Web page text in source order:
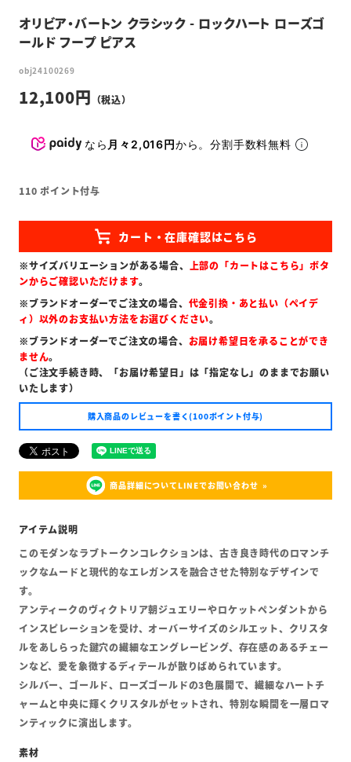
オリビア・バートン クラシック - ロックハート ローズゴ
ールド フープ ピアス
obj24100269
12,100
なら 月々2,016円から。分割手数料無料
110 ポイント付与
※サイズバリエーションがある場合、 上部の「カートはこちら」ボタ
ンからご確認いただけます。
※ブランドオーダーでご注文の場合、 代金引換・あと払い（ペイデ
ィ）以外のお支払い方法をお選びください。
※ブランドオーダーでご注文の場合、 お届け希望日を承ることができ
ません。
（ご注文手続き時、「お届け希望日」は「指定なし」のままでお願い
いたします）
購入商品のレビューを書く(100ポイント付与)
商品詳細についてLINEでお問い合わせ
このモダンなラブトークンコレクションは、古き良き時代のロマンチ
ックなムードと現代的なエレガンスを融合させた特別なデザインで
す。
アンティークのヴィクトリア朝ジュエリーやロケットペンダントから
インスピレーションを受け、オーバーサイズのシルエット、クリスタ
ルをあしらった鍵穴の繊細なエングレービング、存在感のあるチェー
ンなど、愛を象徴するディテールが散りばめられています。
シルバー、ゴールド、ローズゴールドの3色展開で、繊細なハートチ
ャームと中央に輝くクリスタルがセットされ、特別な瞬間を一層ロマ
ンティックに演出します。